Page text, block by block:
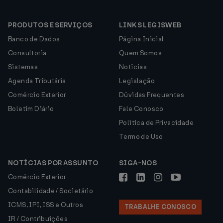
PRODUTOS E SERVIÇOS
Banco de Dados
Consultoria
Sistemas
Agenda Tributária
Comércio Exterior
Boletim Diário
LINKS LEGISWEB
Página Inicial
Quem Somos
Notícias
Legislação
Dúvidas Frequentes
Fale Conosco
Política de Privacidade
Termo de Uso
NOTÍCIAS POR ASSUNTO
Comércio Exterior
Contabilidade / Societário
ICMS, IPI, ISS e Outros
IR / Contribuições
SIGA-NOS
TRABALHE CONOSCO